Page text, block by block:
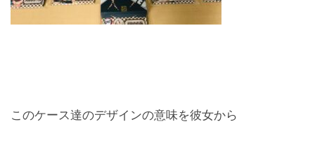
このケース達のデザインの意味を彼女から